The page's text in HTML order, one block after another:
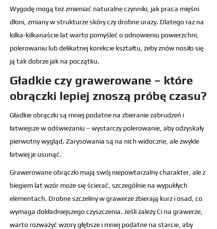
Wygodę mogą też zmieniać naturalne czynniki, jak praca mięśni
dłoni, zmiany w strukturze skóry czy drobne urazy. Dlatego raz na
kilka-kilkanaście lat warto pomyśleć o odnowieniu powierzchni,
polerowaniu lub delikatnej korekcie kształtu, żeby znów nosiło się
ją tak dobrze jak na początku.
Gładkie czy grawerowane – które
obrączki lepiej znoszą próbę czasu?
Gładkie obrączki są mniej podatne na zbieranie zabrudzeń i
łatwiejsze w odświeżaniu – wystarczy polerowanie, aby odzyskały
pierwotny wygląd. Zarysowania są na nich widoczne, ale zwykle
łatwiej je usunąć.
Grawerowane obrączki mają swój niepowtarzalny charakter, ale z
biegiem lat wzór może się ścierać, szczególnie na wypukłych
elementach. Drobne szczeliny w grawerze zbierają kurz i osad, co
wymaga dokładniejszego czyszczenia. Jeśli zależy Ci na grawerze,
warto rozważyć wzory głębsze i mniej podatne na starcie, aby